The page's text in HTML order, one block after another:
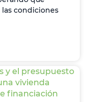
condiciones